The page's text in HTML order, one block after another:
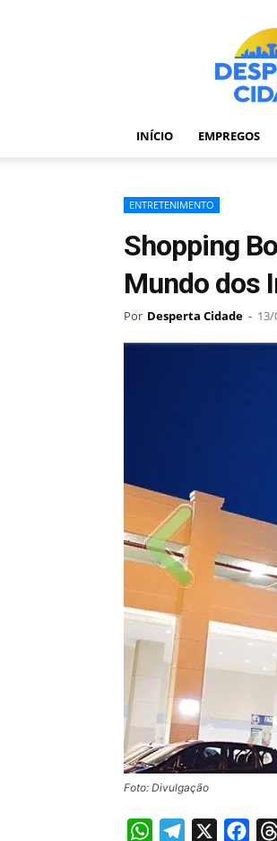
–
INÍCIO EMPREGOS
ENTRETENIMENTO
Shopping
Mundo dos
Por Desperta Cidade -
Foto: Divulgação
WhatsAppTelegram